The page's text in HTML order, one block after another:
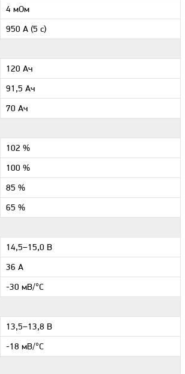
4 мОм
950 А (5 с)
120 Ач
91,5 Ач
70 Ач
102 %
100 %
85 %
65 %
14,5–15,0 В
36 А
-30 мВ/°С
13,5–13,8 В
-18 мВ/°С